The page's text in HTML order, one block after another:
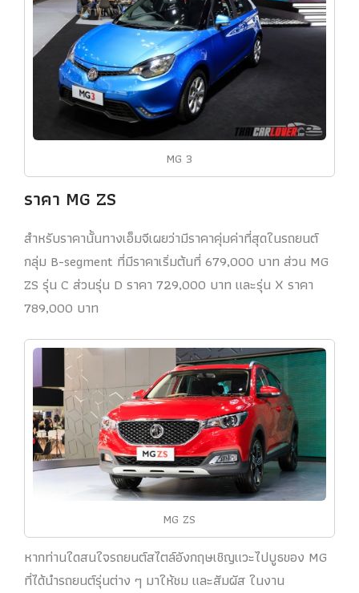
MG 3
ราคา MG ZS
สำหรับราคานั้นทางเอ็มจีเผยว่ามีราคาคุ่มค่าที่สุดในรถยนต์
กลุ่ม B-segment ที่มีราคาเริ่มต้นที่ 679,000 บาท ส่วน MG
ZS รุ่น C ส่วนรุ่น D ราคา 729,000 บาท และรุ่น X ราคา
789,000 บาท
MG ZS
หากท่านใดสนใจรถยนต์สไตล์อังกฤษเชิญแวะไปบูธของ MG
ที่ได้นำรถยนต์รุ่นต่าง ๆ มาให้ชม และสัมผัส ในงาน